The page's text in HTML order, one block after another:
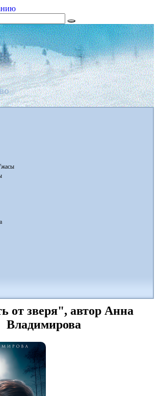
от зверя", автор Анна
Владимирова